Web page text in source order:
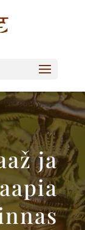
ja